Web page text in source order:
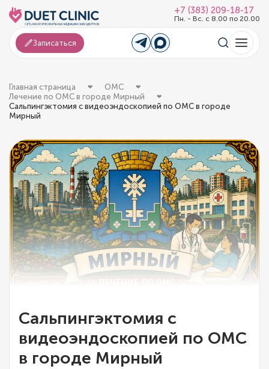
+7 (383) 209-18-17
Пн. - Вс. с 8.00 по 20.00
Записаться
Главная страница
ОМС
Лечение по ОМС в городе Мирный
Сальпингэктомия с видеоэндоскопией по ОМС в городе
Мирный
Сальпингэктомия с
видеоэндоскопией по ОМС
в городе Мирный